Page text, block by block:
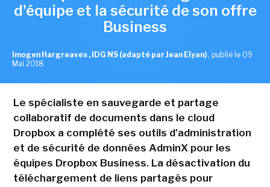
d'équipe et la sécurité de son offre
Business
Imogen Hargreaves , IDG NS (adapté par Jean Elyan) , publié le 09
Mai 2018
Le spécialiste en sauvegarde et partage
collaboratif de documents dans le cloud
Dropbox a complété ses outils d'administration
et de sécurité de données AdminX pour les
équipes Dropbox Business. La désactivation du
téléchargement de liens partagés pour